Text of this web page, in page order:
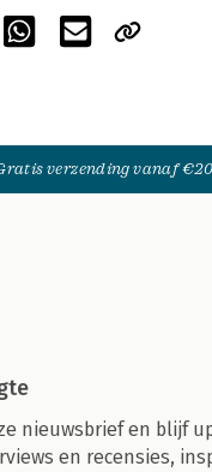
verzending vanaf €20
nieuwsbrief en blijf
en recensies,